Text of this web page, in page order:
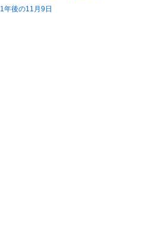
1年後の11月9日